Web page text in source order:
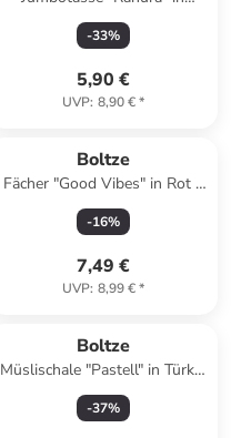
Hellgrau - 420 ml
-33%
5,90 €
UVP: 8,90 €*
Boltze
Fächer "Good Vibes" in Rot -
(B)65 cm
-16%
7,49 €
UVP: 8,99 €*
Boltze
Müslischale "Pastell" in Türkis
- Ø 14 cm
-37%